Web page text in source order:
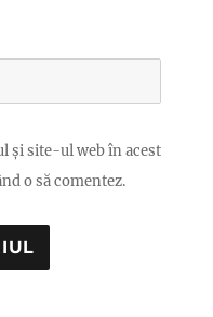
și site-ul web în acest
o să comentez.